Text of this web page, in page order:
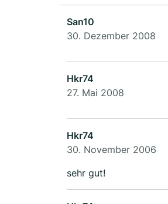
San10
30. Dezember 2008
Hkr74
27. Mai 2008
Hkr74
30. November 2006
sehr gut!